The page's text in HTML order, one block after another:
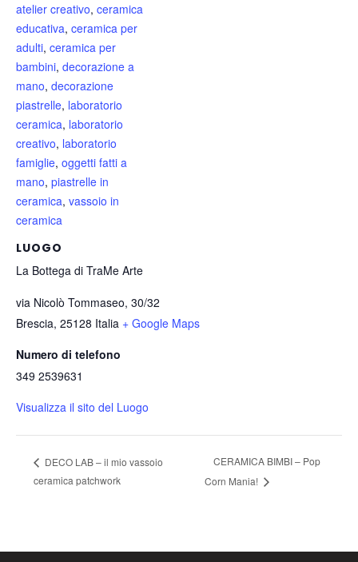
atelier creativo, ceramica
educativa, ceramica per
adulti, ceramica per
bambini, decorazione a
mano, decorazione
piastrelle, laboratorio
ceramica, laboratorio
creativo, laboratorio
famiglie, oggetti fatti a
mano, piastrelle in
ceramica, vassoio in
ceramica
LUOGO
La Bottega di TraMe Arte
via Nicolò Tommaseo, 30/32
Brescia, 25128 Italia + Google Maps
Numero di telefono
349 2539631
Visualizza il sito del Luogo
DECO LAB – il mio vassoio
ceramica patchwork
CERAMICA BIMBI – Pop
Corn Mania!